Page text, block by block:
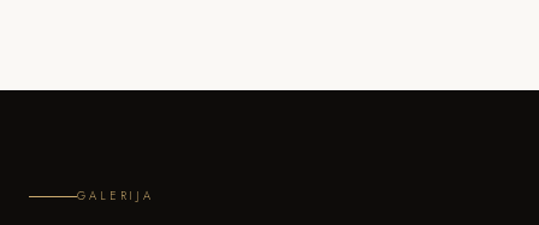
GALERIJA